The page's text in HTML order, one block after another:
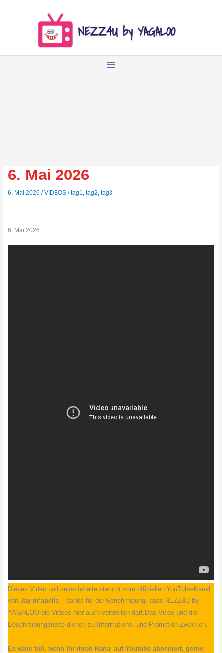
6. Mai 2026
6. Mai 2026/VIDEOS /tag1 ,tag2 ,tag3
6. Mai 2026
Dieses Video und seine Inhalte stammt vom offiziellen YouTube-Kanal
vonJay m’apelle – danke für die Genehmigung, dass NEZZ4U by
YAGALOO die Videos hier auch verbreiten darf.Das Video und die
Beschreibungstexte dienen zu Informations- und Promotion-Zwecken.
Es wäre toll, wenn Ihr ihren Kanal auf Youtube abonniert, gerne